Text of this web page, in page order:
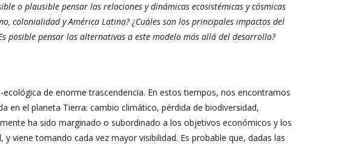
o plausible pensar las relaciones y dinámicas ecosistémicas y cósmicas
colonialidad y América Latina? ¿Cuáles son los principales impactos del
posible pensar las alternativas a este modelo más allá del desarrollo?
de enorme trascendencia. En estos tiempos, nos encontramos
en el planeta Tierra: cambio climático, pérdida de biodiversidad,
ha sido marginado o subordinado a los objetivos económicos y los
y viene tomando cada vez mayor visibilidad. Es probable que, dadas las